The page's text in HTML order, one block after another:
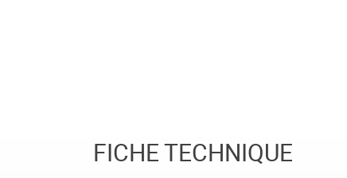
FICHE TECHNIQUE